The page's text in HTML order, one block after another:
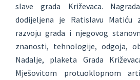
slave grada Križevaca.
dodijeljena je Ratislavu Matiću
razvoju grada i njegovog
znanosti, tehnologije, odgoja,
Nadalje, plaketa Grada
Mješovitom protuoklopnom